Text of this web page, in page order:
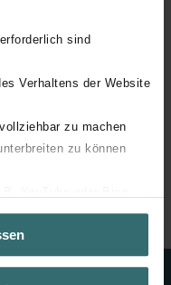
sind
Verhaltens der Website
zu machen
zu können
erhalten
der Kategorie